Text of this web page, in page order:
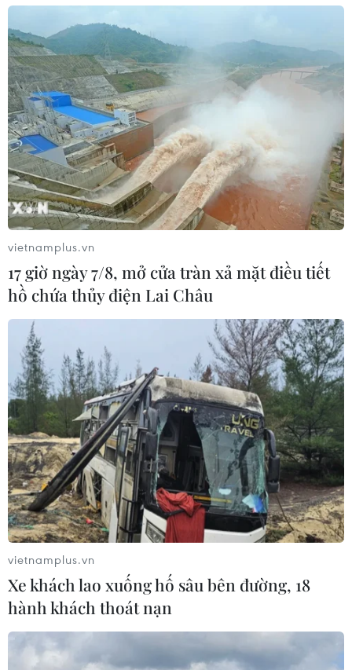
kho hàng của nền tảng bán lẻ lớn tại
Nga
03/08/2026 15:02
Lãnh đạo EU kêu gọi 'hành động
thống nhất' về biên giới
03/08/2026 14:35
Xem thêm
CƠ QUAN CHỦ QUẢN: THÔNG TẤN XÃ VIỆT NAM
Tổng Biên tập: TRẦN TIẾN DUẨN
Phó Tổng Biên tập: NGUYỄN THỊ TÁM, KHÚC THANH
THỦY
Sở hữu trí tuệ
Quy định sử dụng
RSS
Hỗ trợ
Ngôn ngữ
TTXVN
Dịch vụ tin
Quảng cáo
Liên hệ
Giấy phép số: 1374/GP-BTTTT do Bộ Thông tin và Truyền thông
vietnamplus.vn
17 giờ ngày 7/8, mở cửa tràn xả mặt điều tiết
hồ chứa thủy điện Lai Châu
vietnamplus.vn
Xe khách lao xuống hố sâu bên đường, 18
hành khách thoát nạn